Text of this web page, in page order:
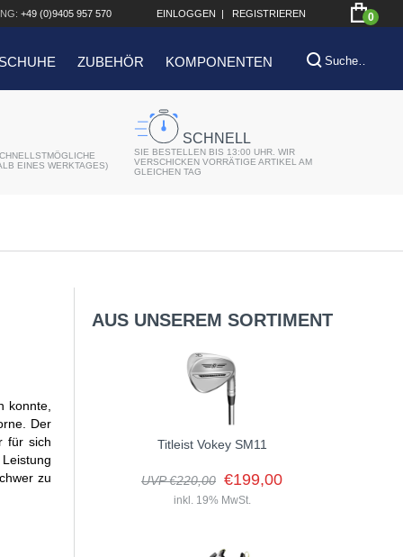
+49 (0)9405 957 570 EINLOGGEN | REGISTRIEREN 0
ZUBEHÖR KOMPONENTEN
EINES WERKTAGES)
SCHNELL
SIE BESTELLEN BIS 13:00 UHR. WIR
VERSCHICKEN VORRÄTIGE ARTIKEL AM
GLEICHEN TAG
konnte,
Der
für sich
zu
AUS UNSEREM SORTIMENT
Titleist Vokey SM11
UVP €220,00 €199,00
inkl. 19% MwSt.